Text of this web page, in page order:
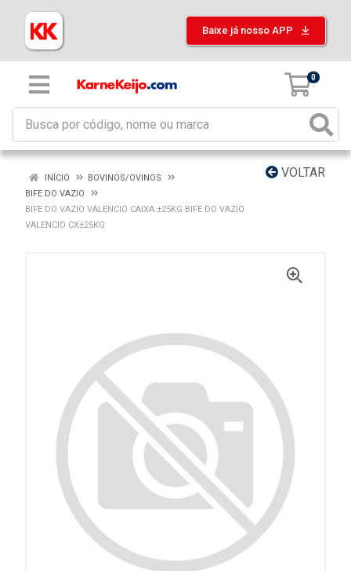
Baixe já nosso APP
0
VOLTAR
INÍCIO
BOVINOS/OVINOS
BIFE DO VAZIO
BIFE DO VAZIO VALENCIO CAIXA ±25KG BIFE DO VAZIO
VALENCIO CX±25KG